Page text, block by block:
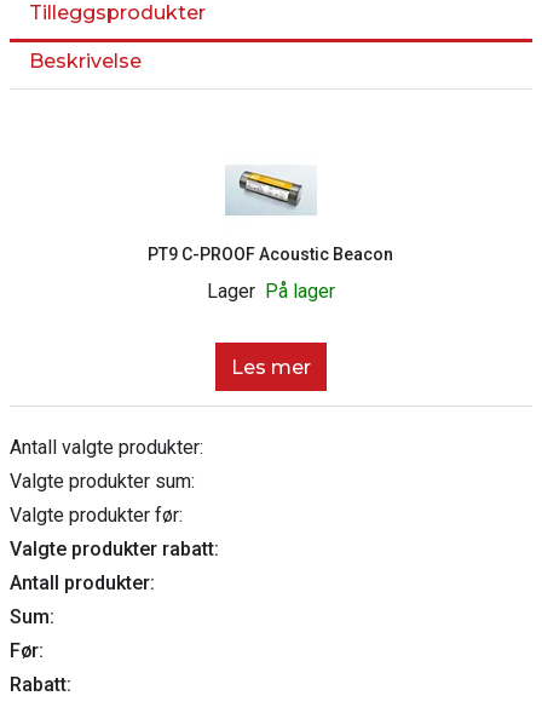
Tilleggsprodukter
Beskrivelse
PT9 C-PROOF Acoustic Beacon
Lager På lager
Les mer
Antall valgte produkter:
Valgte produkter sum:
Valgte produkter før:
Valgte produkter rabatt:
Antall produkter:
Sum:
Før:
Rabatt: